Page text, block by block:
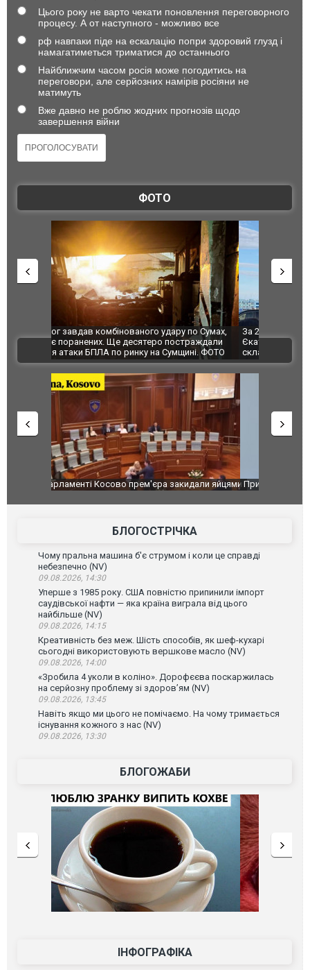
Цього року не варто чекати поновлення переговорного
процесу. А от наступного - можливо все
рф навпаки піде на ескалацію попри здоровий глузд і
намагатиметься триматися до останнього
Найближчим часом росія може погодитись на
переговори, але серйозних намірів росіяни не
матимуть
Вже давно не роблю жодних прогнозів щодо
завершення війни
ФОТО
За 2000 кілометрів від кордону з Україною: в
Єкатеринбурзі після атаки дронів загорівся
склад Wildberries. ФОТО. ВІДЕО
"Мої
ВІДЕО
яйцямиПриїхав за паспортом та квартирою": у полон
зіркового футболіста Мохамеда Салаха
Одесу
ураганним
БЛОГОСТРІЧКА
Чому пральна машина б'є струмом і коли це справді
небезпечно (NV)
09.08.2026, 14:30
Уперше з 1985 року. США повністю припинили імпорт
саудівської нафти — яка країна виграла від цього
найбільше (NV)
09.08.2026, 14:15
Креативність без меж. Шість способів, як шеф-кухарі
сьогодні використовують вершкове масло (NV)
09.08.2026, 14:00
«Зробила 4 уколи в коліно». Дорофєєва поскаржилась
на серйозну проблему зі здоров’ям (NV)
09.08.2026, 13:45
Навіть якщо ми цього не помічаємо. На чому тримається
існування кожного з нас (NV)
09.08.2026, 13:30
БЛОГОЖАБИ
ІНФОГРАФІКА